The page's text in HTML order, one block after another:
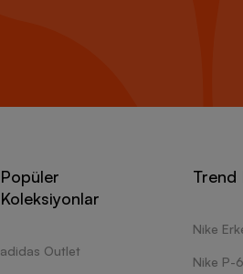
Popüler
Koleksiyonlar
adidas Outlet
Trend
Nike
Nike P-